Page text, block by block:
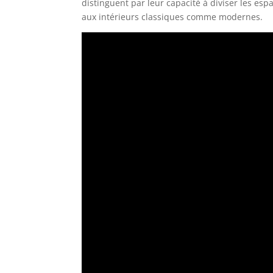
distinguent par leur capacité à diviser les
aux intérieurs classiques comme modernes.